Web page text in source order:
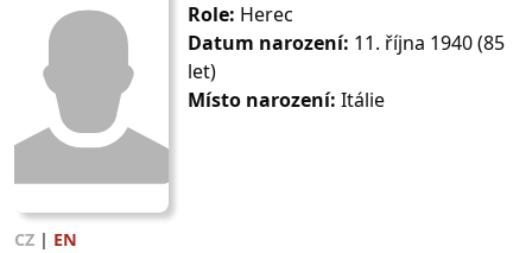
Role: Herec
Datum narození: 11. října 1940 (85
let)
Místo narození: Itálie
CZ | EN